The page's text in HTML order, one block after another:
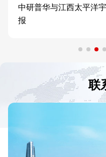
中研普华与江西太平洋
报
联